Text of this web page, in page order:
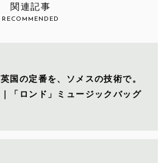
関連記事
RECOMMENDED
英国の定番を、ソメスの技術で。
｜「ロンド」ミュージックバッグ